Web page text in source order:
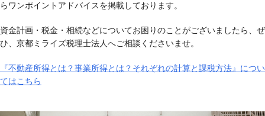
らワンポイントアドバイスを掲載しております。
資金計画・税金・相続などについてお困りのことがございましたら、ぜ
ひ、京都ミライズ税理士法人へご相談くださいませ。
『不動産所得とは？事業所得とは？それぞれの計算と課税方法』につい
てはこちら